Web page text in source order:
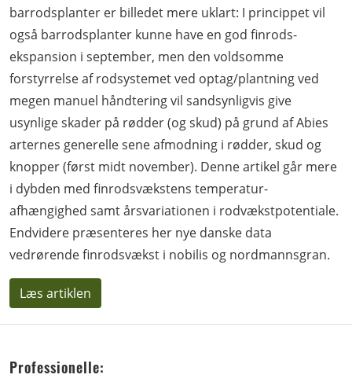
barrodsplanter er billedet mere uklart: I princippet vil
også barrodsplanter kunne have en god finrods-
ekspansion i september, men den voldsomme
forstyrrelse af rodsystemet ved optag/plantning ved
megen manuel håndtering vil sandsynligvis give
usynlige skader på rødder (og skud) på grund af Abies
arternes generelle sene afmodning i rødder, skud og
knopper (først midt november). Denne artikel går mere
i dybden med finrodsvækstens temperatur-
afhængighed samt årsvariationen i rodvækstpotentiale.
Endvidere præsenteres her nye danske data
vedrørende finrodsvækst i nobilis og nordmannsgran.
Læs artiklen
Professionelle: